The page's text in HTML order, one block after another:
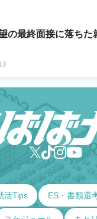
の最終面接に落ちた
活Tips ES・書類選